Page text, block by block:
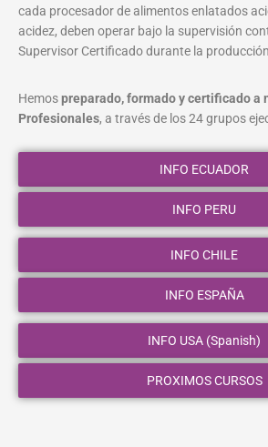
cada procesador de alimentos enlatados
acidez, deben operar bajo la supervisión
Supervisor Certificado durante la
Hemospreparado, formado y certificado a
Profesionales, a través de los 24 grupos
INFO ECUADOR
INFO PERU
INFO CHILE
INFO ESPAÑA
INFO USA (Spanish)
PROXIMOS CURSOS